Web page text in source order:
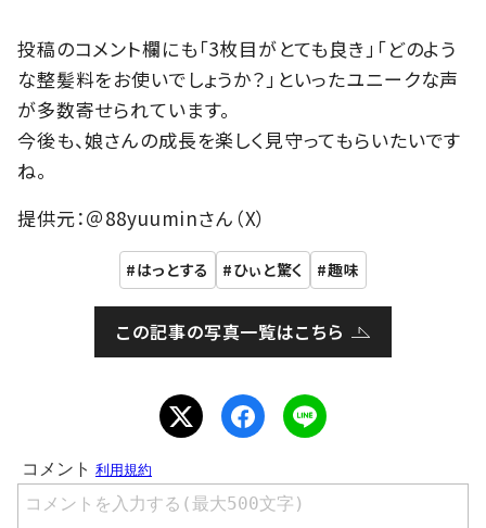
投稿のコメント欄にも「3枚目がとても良き」「どのよう
な整髪料をお使いでしょうか？」といったユニークな声
が多数寄せられています。
今後も、娘さんの成長を楽しく見守ってもらいたいです
ね。
提供元：＠88yuuminさん（X）
はっとする ひぃと驚く 趣味
この記事の写真一覧はこちら